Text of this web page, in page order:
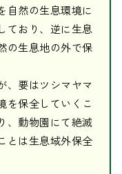
自然の生息環境に
ており、逆に生息
の生息地の外で保
、要はツシマヤマ
を保全していくこ
、動物園にて絶滅
とは生息域外保全